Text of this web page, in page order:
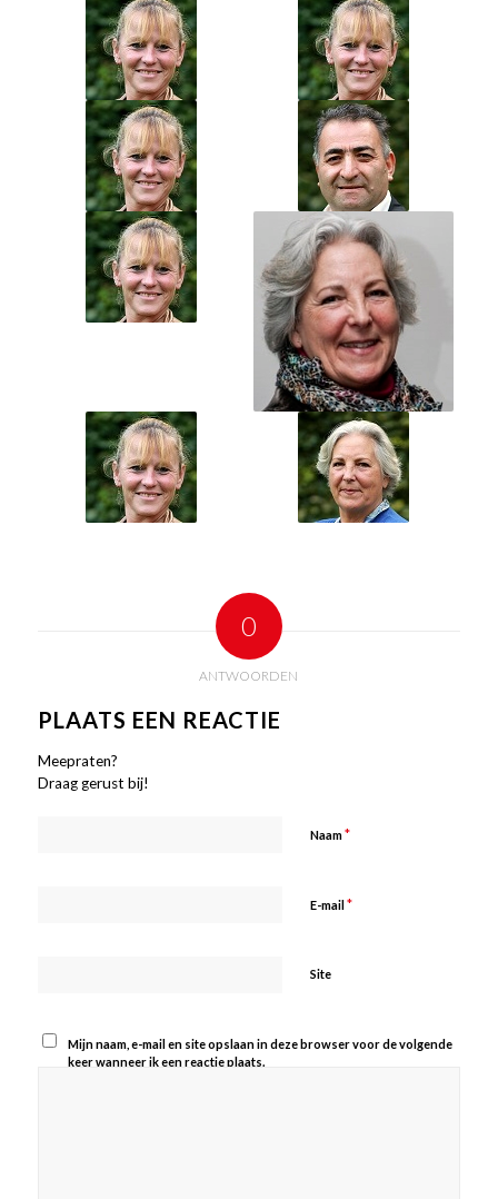
0
ANTWOORDEN
PLAATS EEN REACTIE
Meepraten?
Draag gerust bij!
Naam*
E-mail*
Site
Mijn naam, e-mail en site opslaan in deze browser voor de volgende
keer wanneer ik een reactie plaats.